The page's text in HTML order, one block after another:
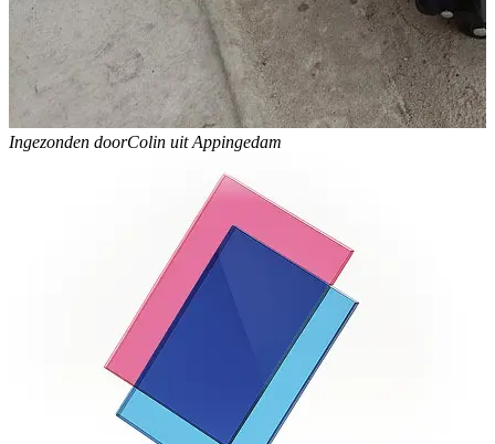
Ingezonden doorColin uit Appingedam